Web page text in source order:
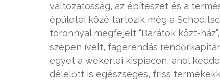
változatosság, az építészet és a
épületei közé tartozik még a
toronnyal megfejelt “Barátok közt-
szépen ívelt, fagerendás
egyet a wekerlei kispiacon, ahol
délelőtt is egészséges, friss